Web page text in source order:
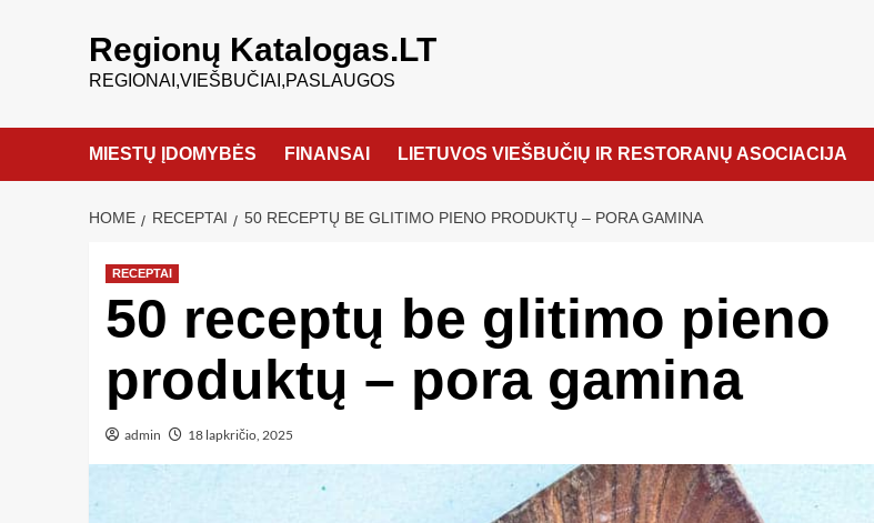
Regionų Katalogas.LT
REGIONAI,VIEŠBUČIAI,PASLAUGOS
MIESTŲ ĮDOMYBĖS FINANSAI LIETUVOS VIEŠBUČIŲ IR RESTORANŲ ASOCIACIJA
HOME RECEPTAI 50 RECEPTŲ BE GLITIMO PIENO PRODUKTŲ – PORA GAMINA
RECEPTAI
50 receptų be glitimo pieno
produktų – pora gamina
admin 18 lapkričio, 2025